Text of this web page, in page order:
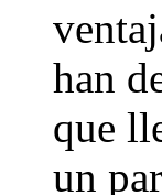
han
que
un